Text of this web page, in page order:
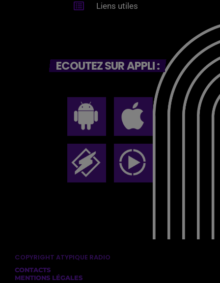
Liens utiles
ECOUTEZ SUR APPLI :
COPYRIGHT ATYPIQUE RADIO
CONTACTS
MENTIONS LÉGALES